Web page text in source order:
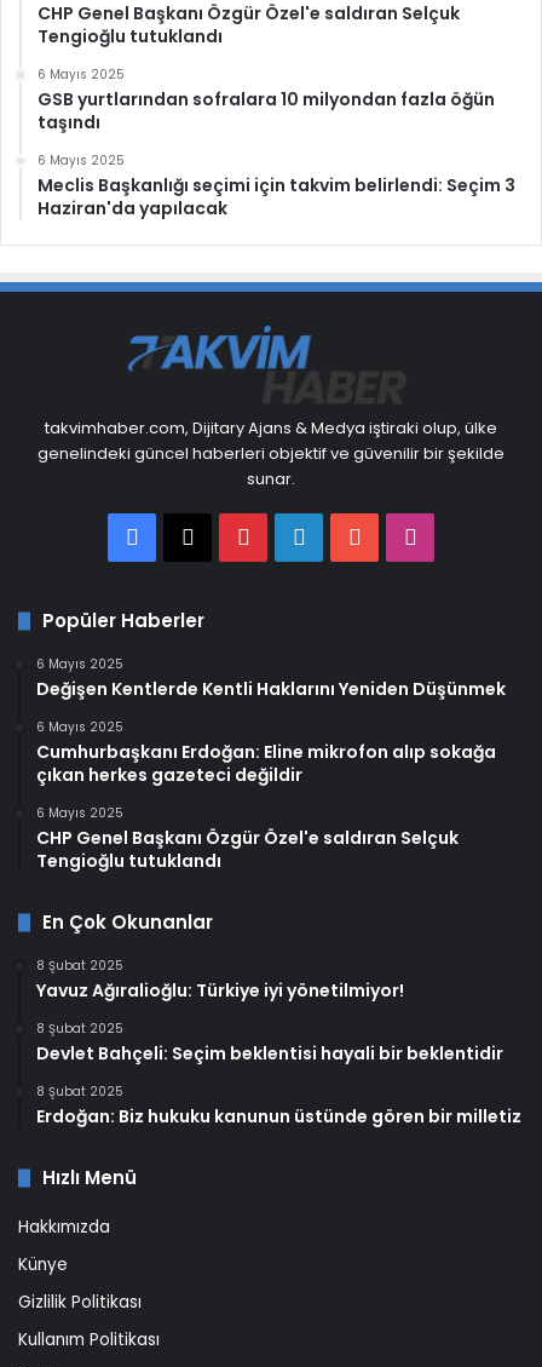
CHP Genel Başkanı Özgür Özel'e saldıran Selçuk
Tengioğlu tutuklandı
6 Mayıs 2025
GSB yurtlarından sofralara 10 milyondan fazla öğün
taşındı
6 Mayıs 2025
Meclis Başkanlığı seçimi için takvim belirlendi: Seçim 3
Haziran'da yapılacak
takvimhaber.com, Dijitary Ajans & Medya iştiraki olup, ülke
genelindeki güncel haberleri objektif ve güvenilir bir şekilde
sunar.
Facebook
X PinterestLinkedInYouTube
Popüler Haberler
6 Mayıs 2025
Değişen Kentlerde Kentli Haklarını Yeniden Düşünmek
6 Mayıs 2025
Cumhurbaşkanı Erdoğan: Eline mikrofon alıp sokağa
çıkan herkes gazeteci değildir
6 Mayıs 2025
CHP Genel Başkanı Özgür Özel'e saldıran Selçuk
Tengioğlu tutuklandı
En Çok Okunanlar
8 Şubat 2025
Yavuz Ağıralioğlu: Türkiye iyi yönetilmiyor!
8 Şubat 2025
Devlet Bahçeli: Seçim beklentisi hayali bir beklentidir
8 Şubat 2025
Erdoğan: Biz hukuku kanunun üstünde gören bir milletiz
Hızlı Menü
Hakkımızda
Künye
Gizlilik Politikası
Kullanım Politikası